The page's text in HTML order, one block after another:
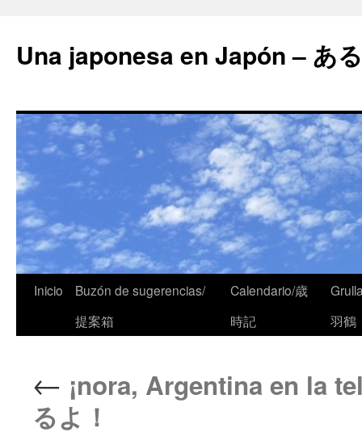
Una japonesa en Japón – あ
Inicio
Buzón de sugerencias/
提案箱
Calendario/歳
時記
羽鶴
← ¡nora, Argentina en la
るよ！